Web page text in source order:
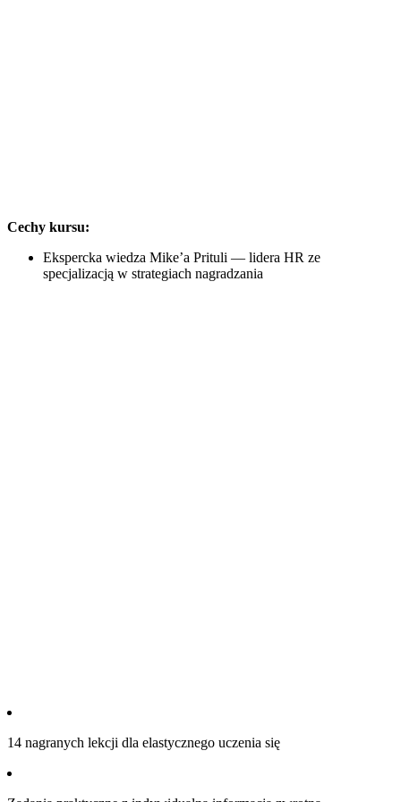
Cechy kursu:
Ekspercka wiedza Mike’a Prituli — lidera HR ze
specjalizacją w strategiach nagradzania
14 nagranych lekcji dla elastycznego uczenia się